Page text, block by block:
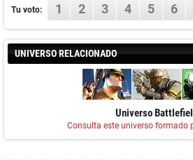
Tu voto: 1 2 3 4 5 6
UNIVERSO RELACIONADO
Universo
Consulta este universo formado